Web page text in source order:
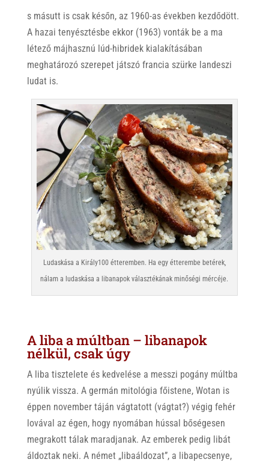
s másutt is csak későn, az 1960-as években kezdődött.
A hazai tenyésztésbe ekkor (1963) vonták be a ma
létező májhasznú lúd-hibridek kialakításában
meghatározó szerepet játszó francia szürke landeszi
ludat is.
Ludaskása a Király100 étteremben. Ha egy étterembe betérek,
nálam a ludaskása a libanapok választékának minőségi mércéje.
A liba a múltban – libanapok
nélkül, csak úgy
A liba tisztelete és kedvelése a messzi pogány múltba
nyúlik vissza. A germán mitológia főistene, Wotan is
éppen november táján vágtatott (vágtat?) végig fehér
lovával az égen, hogy nyomában hússal bőségesen
megrakott tálak maradjanak. Az emberek pedig libát
áldoztak neki. A német „libaáldozat”, a libapecsenye,